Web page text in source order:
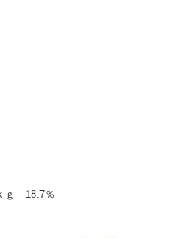
ｇ 18.7％